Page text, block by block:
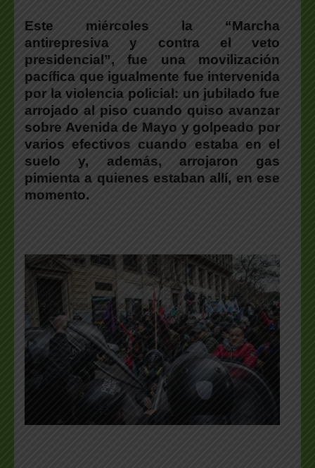
Este miércoles la “Marcha
antirepresiva y contra el veto
presidencial”, fue una movilización
pacífica que igualmente fue intervenida
por la violencia policial: un jubilado fue
arrojado al piso cuando quiso avanzar
sobre Avenida de Mayo y golpeado por
varios efectivos cuando estaba en el
suelo y, además, arrojaron gas
pimienta a quienes estaban allí, en ese
momento.